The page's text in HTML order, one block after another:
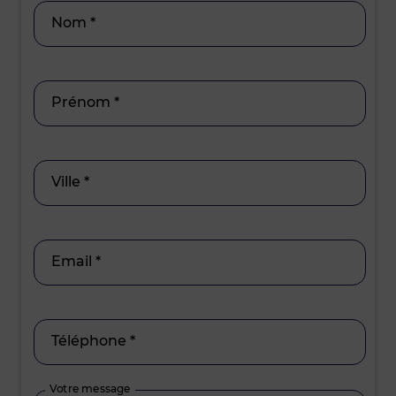
Nom *
Prénom *
Ville *
Email *
Téléphone *
Votre message